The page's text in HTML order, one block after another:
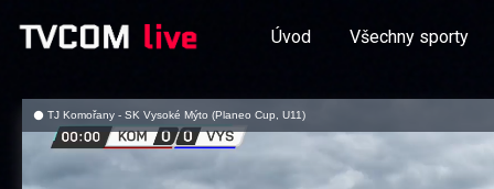
Úvod Všechny sporty
TJ Komořany - SK Vysoké Mýto (Planeo Cup, U11)